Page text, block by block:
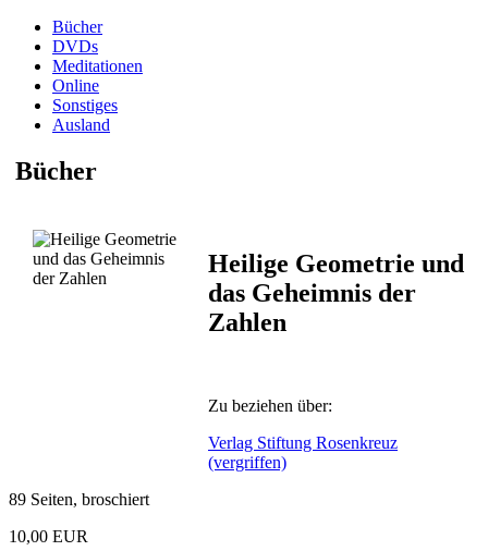
Bücher
DVDs
Meditationen
Online
Sonstiges
Ausland
Bücher
Heilige Geometrie und
das Geheimnis der
Zahlen
Zu beziehen über:
Verlag Stiftung Rosenkreuz
(vergriffen)
89 Seiten, broschiert
10,00 EUR